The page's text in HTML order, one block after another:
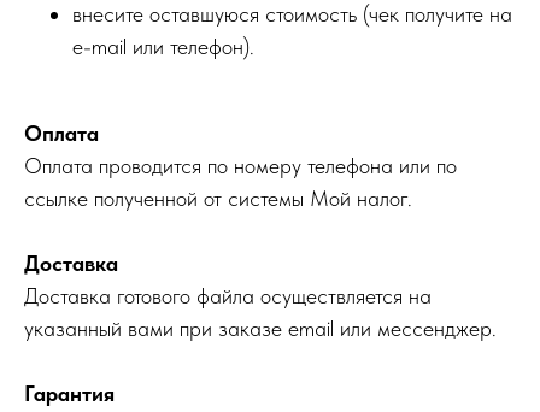
внесите оставшуюся стоимость (чек получите на
e-mail или телефон).
Оплата
Оплата проводится по номеру телефона или по
ссылке полученной от системы Мой налог.
Доставка
Доставка готового файла осуществляется на
указанный вами при заказе email или мессенджер.
Гарантия